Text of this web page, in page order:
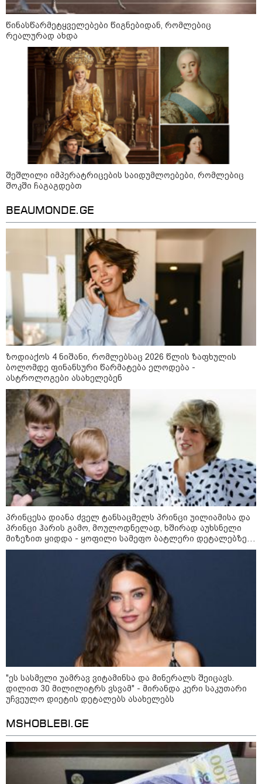
ხელში აღმოჩნდება: ვინ
გამდიდრდება?
როგორ ჩავიცვათ 40 წლის
შემდეგ: მილიონერების
სტილისტის 8 ოქროს წესი და
აუცილებელი სამოსი
მსოფლიო
13:15 / 08-08-2026
უძველესი სენი და ეპიდემია: აშშ-ში
ერთდროულად კეთრს და ნაწლავურ
ინფექციას ებრძვიან - რა უნდა ვიცოდეთ
და რამდენად სახიფათოა
21:17 / 08-08-2026
აშშ-მა საქართველოში
დაფუძნებული კრიპტოკომპანია
დაასანქცირა
18:35 / 08-08-2026
"ბულგარეთის საჰაერო
სივრცეში დრონი აფეთქდა" -
ბულგარეთის პრემიერ-მინისტრი
17:13 / 08-08-2026
"დასავლეთმა საქართველო
დიმიტრი მედვედევი
23:40 / 07-08-2026
წინასწარმეტყველებები წიგნებიდან, რომლებიც
რეალურად ახდა
შეშლილი იმპერატრიცების საიდუმლოებები, რომლებიც
შოკში ჩაგაგდებთ
BEAUMONDE.GE
ზოდიაქოს 4 ნიშანი, რომლებსაც 2026 წლის ზაფხულის
ბოლომდე ფინანსური წარმატება ელოდება -
ასტროლოგები ასახელებენ
პრინცესა დიანა ძველ ტანსაცმელს პრინცი უილიამისა და
პრინცი ჰარის გამო, მოულოდნელად, ხშირად აუხსნელი
მიზეზით ყიდდა - ყოფილი სამეფო ბატლერი დეტალებზე
საკუთარ წიგნში საუბრობს
"ეს სასმელი უამრავ ვიტამინსა და მინერალს შეიცავს.
დილით 30 მილილიტრს ვსვამ" - მირანდა კერი საკუთარი
უჩვეულო დიეტის დეტალებს ასახელებს
MSHOBLEBI.GE